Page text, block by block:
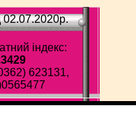
індекс:
623131,